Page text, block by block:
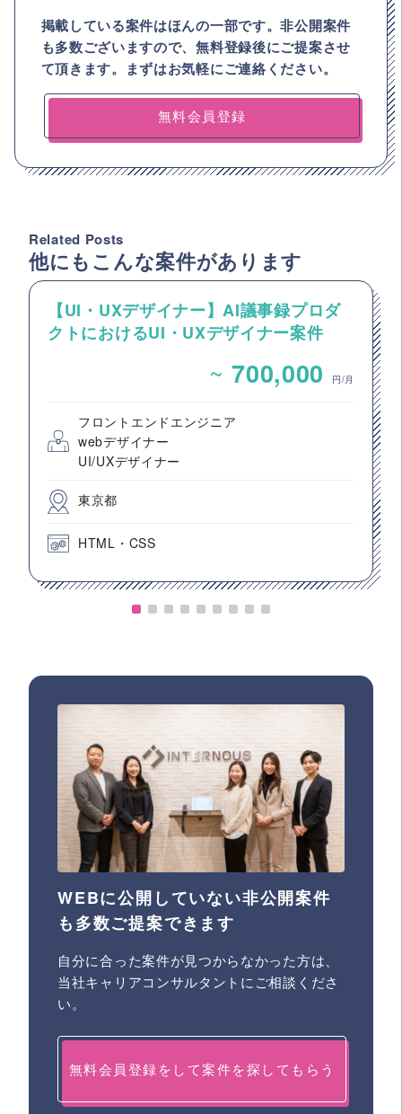
掲載している案件はほんの一部です。非公開案件
も多数ございますので、無料登録後にご提案させ
て頂きます。まずはお気軽にご連絡ください。
無料会員登録
Related Posts
他にもこんな案件があります
【UI・UXデザイナー】AI議事録プロダ
クトにおけるUI・UXデザイナー案件
~ 700,000 円/月
フロントエンドエンジニア
webデザイナー
UI/UXデザイナー
東京都
HTML・CSS
WEBに公開していない非公開案件
も多数ご提案できます
自分に合った案件が見つからなかった方は、
当社キャリアコンサルタントにご相談くださ
い。
無料会員登録をして案件を探してもらう